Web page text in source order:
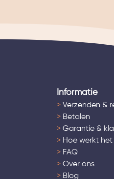
Informatie
> Verzenden &
> Betalen
> Garantie &
> Hoe werkt het
> FAQ
> Over ons
> Blog